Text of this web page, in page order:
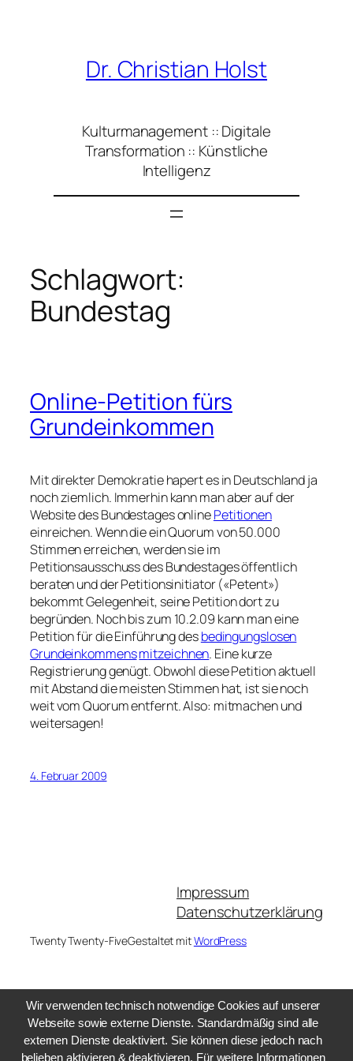
Dr. Christian Holst
Kulturmanagement :: Digitale
Transformation :: Künstliche
Intelligenz
Schlagwort:
Bundestag
Online-Petition fürs
Grundeinkommen
Mit direkter Demokratie hapert es in Deutschland ja
noch ziemlich. Immerhin kann man aber auf der
Website des Bundestages onlinePetitionen
einreichen. Wenn die ein Quorum von 50.000
Stimmen erreichen, werden sie im
Petitionsausschuss des Bundestages öffentlich
beraten und der Petitionsinitiator («Petent»)
bekommt Gelegenheit, seine Petition dort zu
begründen. Noch bis zum 10.2.09 kann man eine
Petition für die Einführung desbedingungslosen
Grundeinkommensmitzeichnen. Eine kurze
Registrierung genügt. Obwohl diese Petition aktuell
mit Abstand die meisten Stimmen hat, ist sie noch
weit vom Quorum entfernt. Also: mitmachen und
weitersagen!
4. Februar 2009
Impressum
Datenschutzerklärung
Twenty Twenty-FiveGestaltet mitWordPress
Wir verwenden technisch notwendige Cookies auf unserer
Webseite sowie externe Dienste. Standardmäßig sind alle
externen Dienste deaktiviert. Sie können diese jedoch nach
belieben aktivieren & deaktivieren. Für weitere Informationen